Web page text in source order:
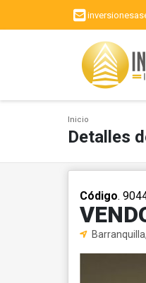
Inicio
Detalles
Código.